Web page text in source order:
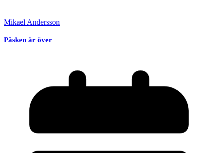
Mikael Andersson
Påsken är över